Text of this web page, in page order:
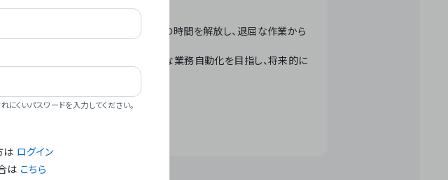
Make Time」 – テクノロジーで人々の時間を解放し、退屈な作業から
Business Automation」 – 世界的な業務自動化を目指し、将来的に
くいパスワードを入力してください。
は ログイン
は こちら